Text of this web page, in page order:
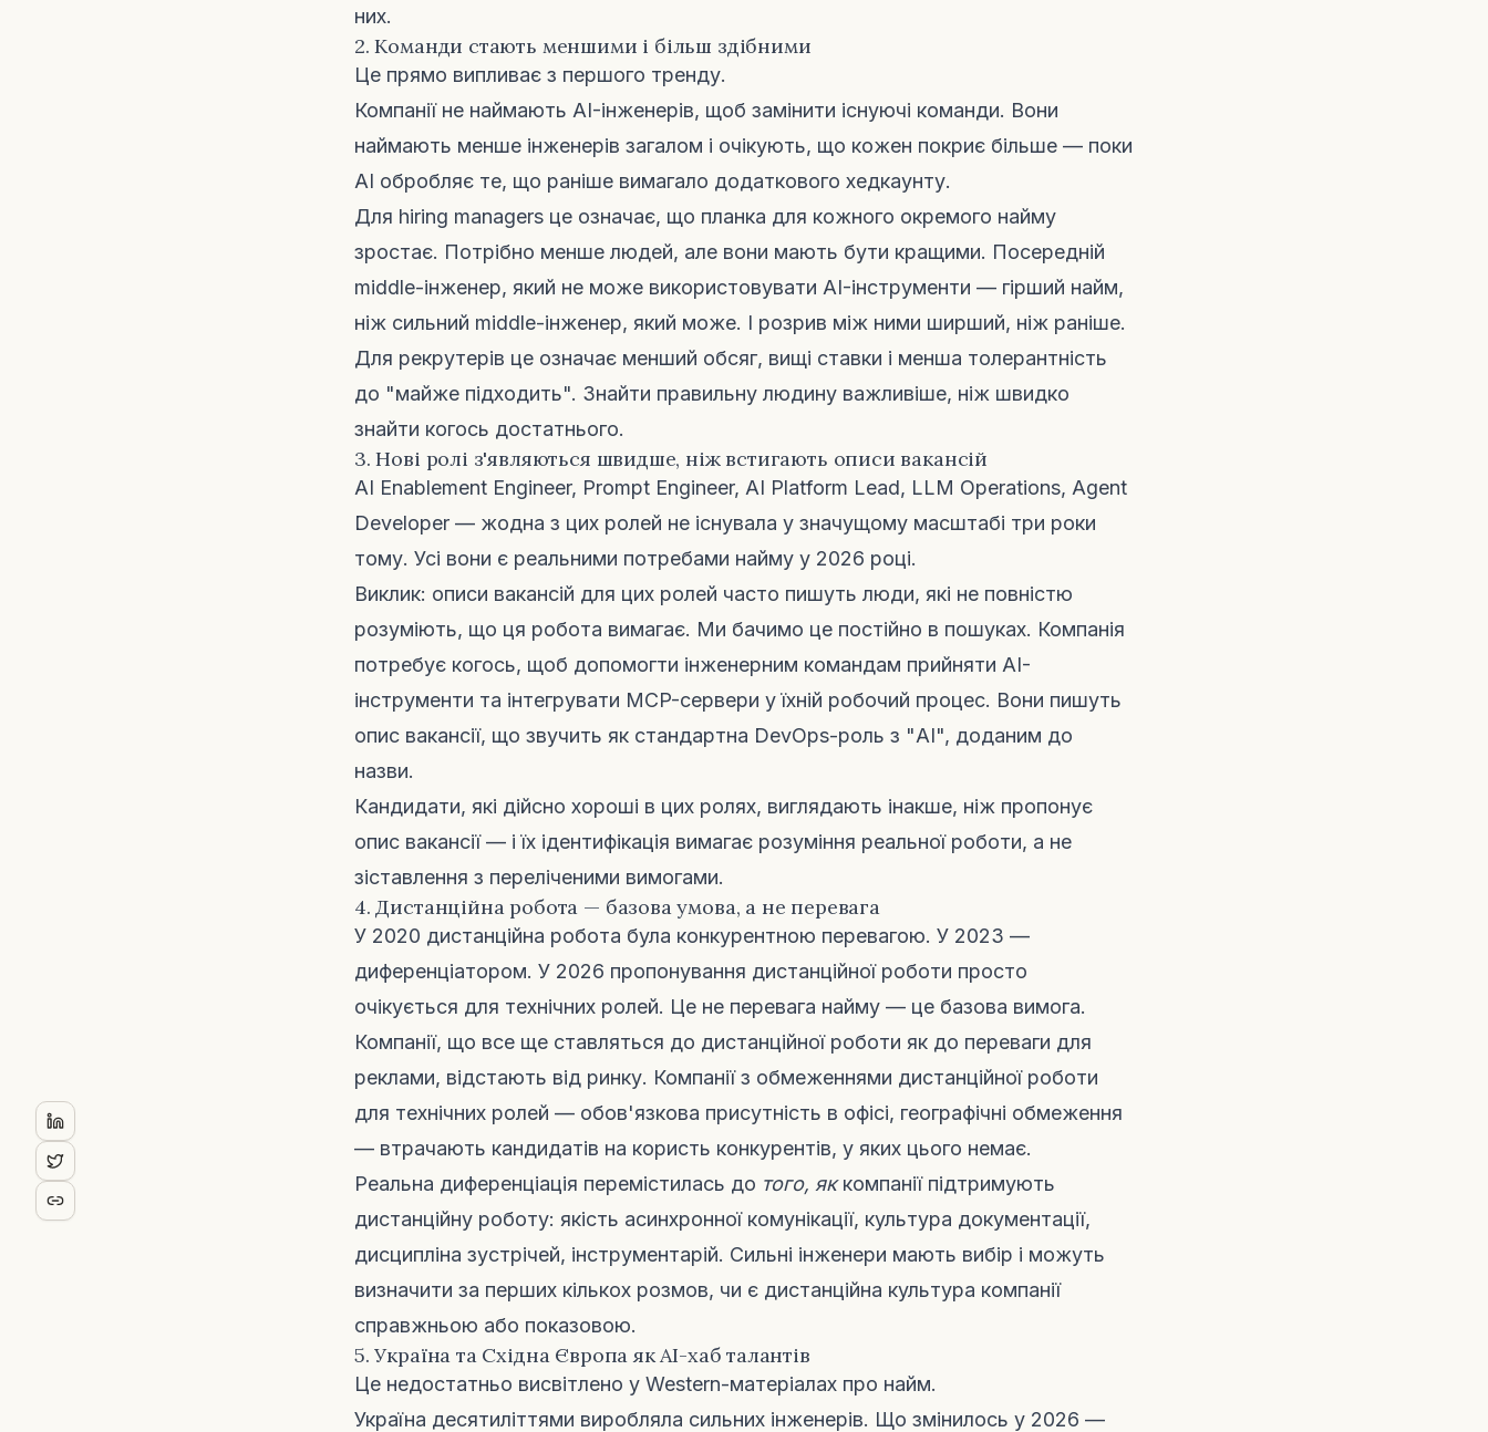
них.
2. Команди стають меншими і більш здібними
Це прямо випливає з першого тренду.
Компанії не наймають AI-інженерів, щоб замінити існуючі команди. Вони
наймають менше інженерів загалом і очікують, що кожен покриє більше — поки
AI обробляє те, що раніше вимагало додаткового хедкаунту.
Для hiring managers це означає, що планка для кожного окремого найму
зростає. Потрібно менше людей, але вони мають бути кращими. Посередній
middle-інженер, який не може використовувати AI-інструменти — гірший найм,
ніж сильний middle-інженер, який може. І розрив між ними ширший, ніж раніше.
Для рекрутерів це означає менший обсяг, вищі ставки і менша толерантність
до "майже підходить". Знайти правильну людину важливіше, ніж швидко
знайти когось достатнього.
3. Нові ролі з'являються швидше, ніж встигають описи вакансій
AI Enablement Engineer, Prompt Engineer, AI Platform Lead, LLM Operations, Agent
Developer — жодна з цих ролей не існувала у значущому масштабі три роки
тому. Усі вони є реальними потребами найму у 2026 році.
Виклик: описи вакансій для цих ролей часто пишуть люди, які не повністю
розуміють, що ця робота вимагає. Ми бачимо це постійно в пошуках. Компанія
потребує когось, щоб допомогти інженерним командам прийняти AI-
інструменти та інтегрувати MCP-сервери у їхній робочий процес. Вони пишуть
опис вакансії, що звучить як стандартна DevOps-роль з "AI", доданим до
назви.
Кандидати, які дійсно хороші в цих ролях, виглядають інакше, ніж пропонує
опис вакансії — і їх ідентифікація вимагає розуміння реальної роботи, а не
зіставлення з переліченими вимогами.
4. Дистанційна робота — базова умова, а не перевага
У 2020 дистанційна робота була конкурентною перевагою. У 2023 —
диференціатором. У 2026 пропонування дистанційної роботи просто
очікується для технічних ролей. Це не перевага найму — це базова вимога.
Компанії, що все ще ставляться до дистанційної роботи як до переваги для
реклами, відстають від ринку. Компанії з обмеженнями дистанційної роботи
для технічних ролей — обов'язкова присутність в офісі, географічні обмеження
— втрачають кандидатів на користь конкурентів, у яких цього немає.
Реальна диференціація перемістилась до того, яккомпанії підтримують
дистанційну роботу: якість асинхронної комунікації, культура документації,
дисципліна зустрічей, інструментарій. Сильні інженери мають вибір і можуть
визначити за перших кількох розмов, чи є дистанційна культура компанії
справжньою або показовою.
5. Україна та Східна Європа як AI-хаб талантів
Це недостатньо висвітлено у Western-матеріалах про найм.
Україна десятиліттями виробляла сильних інженерів. Що змінилось у 2026 —